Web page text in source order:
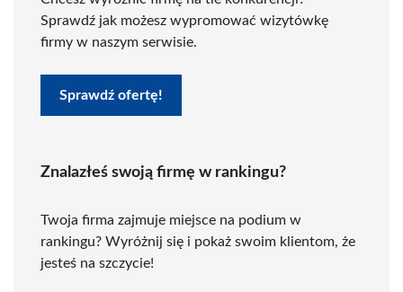
Sprawdź jak możesz wypromować wizytówkę
firmy w naszym serwisie.
Sprawdź ofertę!
Znalazłeś swoją firmę w rankingu?
Twoja firma zajmuje miejsce na podium w
rankingu? Wyróżnij się i pokaż swoim klientom, że
jesteś na szczycie!